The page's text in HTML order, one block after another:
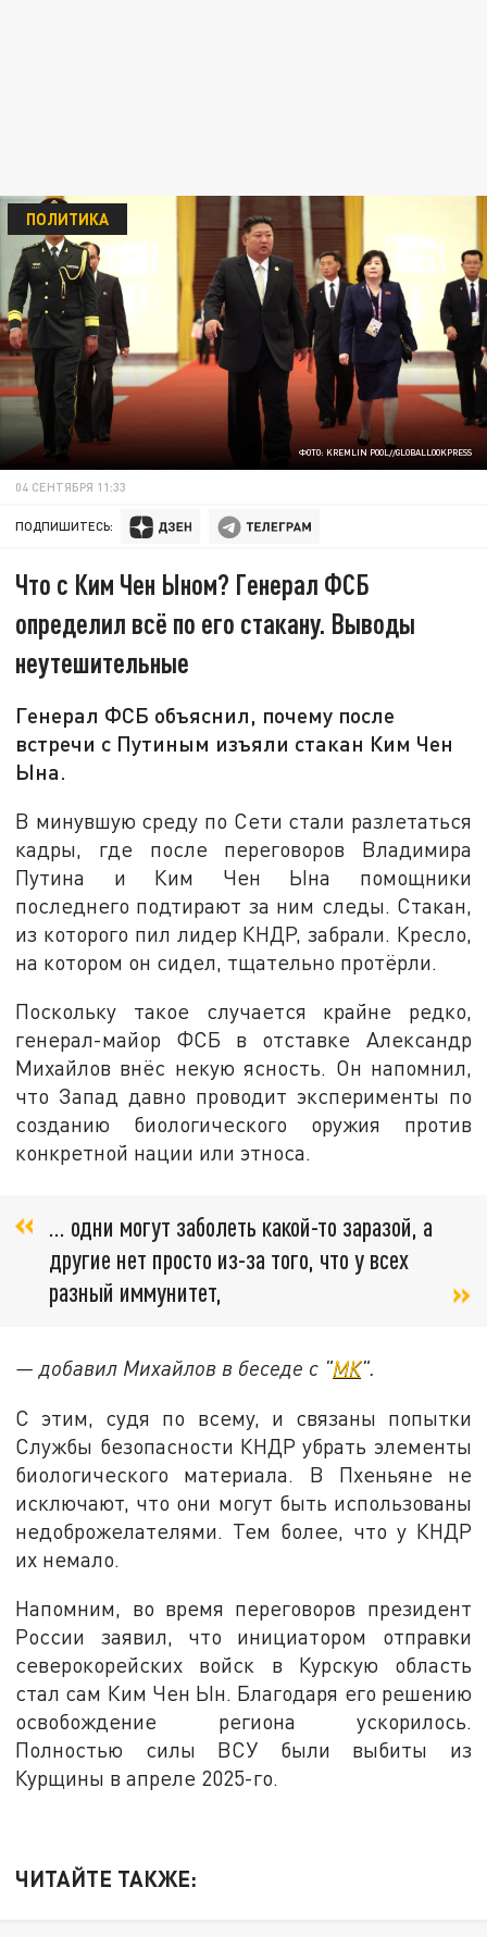
ФОТО: KREMLIN POOL//GLOBALLOOKPRESS
ПОЛИТИКА
04 СЕНТЯБРЯ 11:33
ПОДПИШИТЕСЬ:
Что с Ким Чен Ыном? Генерал ФСБ
определил всё по его стакану. Выводы
неутешительные
Генерал ФСБ объяснил, почему после
встречи с Путиным изъяли стакан Ким Чен
Ына.
В минувшую среду по Сети стали разлетаться
кадры, где после переговоров Владимира
Путина и Ким Чен Ына помощники
последнего подтирают за ним следы. Стакан,
из которого пил лидер КНДР, забрали. Кресло,
на котором он сидел, тщательно протёрли.
Поскольку такое случается крайне редко,
генерал-майор ФСБ в отставке Александр
Михайлов внёс некую ясность. Он напомнил,
что Запад давно проводит эксперименты по
созданию биологического оружия против
конкретной нации или этноса.
… одни могут заболеть какой-то заразой, а
другие нет просто из-за того, что у всех
разный иммунитет,
— добавил Михайлов в беседе с "МК".
С этим, судя по всему, и связаны попытки
Службы безопасности КНДР убрать элементы
биологического материала. В Пхеньяне не
исключают, что они могут быть использованы
недоброжелателями. Тем более, что у КНДР
их немало.
Напомним, во время переговоров президент
России заявил, что инициатором отправки
северокорейских войск в Курскую область
стал сам Ким Чен Ын. Благодаря его решению
освобождение региона ускорилось.
Полностью силы ВСУ были выбиты из
Курщины в апреле 2025-го.
ЧИТАЙТЕ ТАКЖЕ: